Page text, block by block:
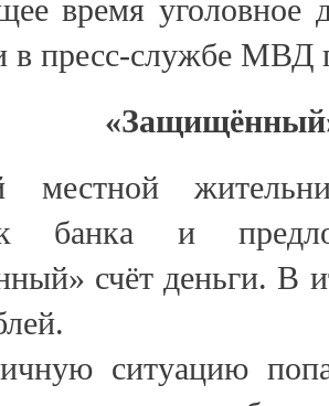
время уголовное
в пресс-службе МВД
местной
банка и
счёт деньги. В
ситуацию